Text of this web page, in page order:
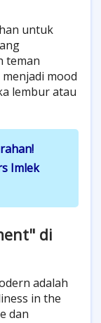
untuk
teman
mood
lembur atau
Imlek
di
adalah
in the
dan